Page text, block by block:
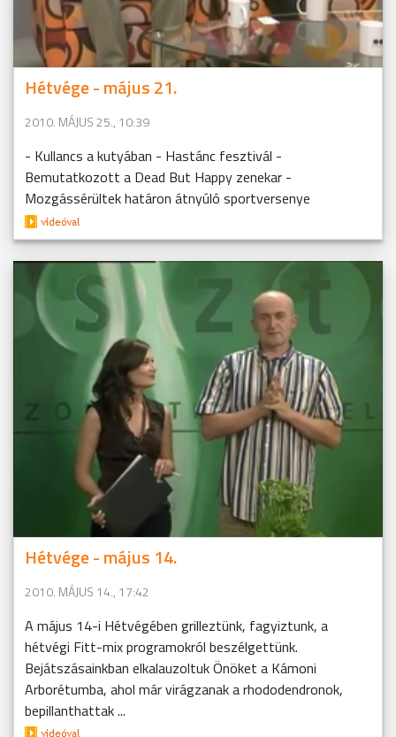
Hétvége - május 21.
2010. MÁJUS 25., 10:39
- Kullancs a kutyában - Hastánc fesztivál -
Bemutatkozott a Dead But Happy zenekar -
Mozgássérültek határon átnyúló sportversenye
Hétvége - május 14.
2010. MÁJUS 14., 17:42
A május 14-i Hétvégében grilleztünk, fagyiztunk, a
hétvégi Fitt-mix programokról beszélgettünk.
Bejátszásainkban elkalauzoltuk Önöket a Kámoni
Arborétumba, ahol már virágzanak a rhododendronok,
bepillanthattak ...